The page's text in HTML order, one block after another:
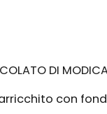
DI
con